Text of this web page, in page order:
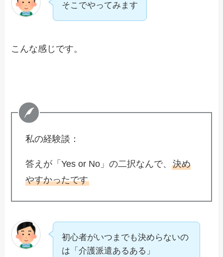
そこでやってみます
こんな感じです。
私の経験談：
答えが「Yes or No」の二択なんで、決め
やすかったです
初心者がいつまでも決めらないの
は「介護派遣あるある」